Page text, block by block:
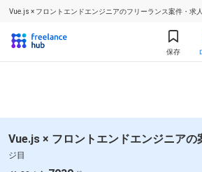
Vue.js × フロントエンドエンジニアのフリーランス案件・求
保存
Vue.js × フロントエンドエンジニアの
ジ目